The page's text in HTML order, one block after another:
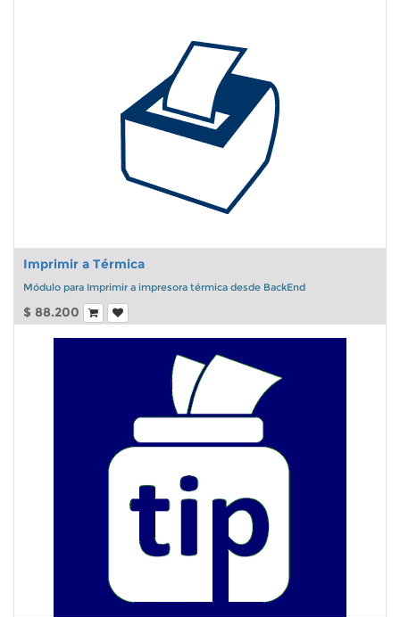
Imprimir a Térmica
Módulo para Imprimir a impresora térmica desde BackEnd
$ 88.200